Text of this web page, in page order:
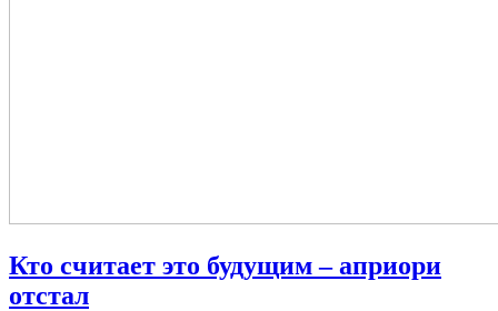
Кто считает это будущим – априори
отстал